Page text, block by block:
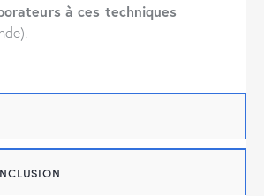
à ces techniques